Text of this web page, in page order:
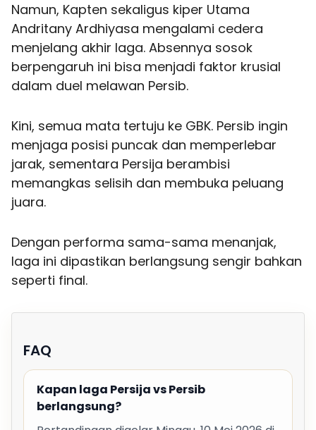
Namun, Kapten sekaligus kiper Utama
Andritany Ardhiyasa mengalami cedera
menjelang akhir laga. Absennya sosok
berpengaruh ini bisa menjadi faktor krusial
dalam duel melawan Persib.
Kini, semua mata tertuju ke GBK. Persib ingin
menjaga posisi puncak dan memperlebar
jarak, sementara Persija berambisi
memangkas selisih dan membuka peluang
juara.
Dengan performa sama-sama menanjak,
laga ini dipastikan berlangsung sengir bahkan
seperti final.
FAQ
Kapan laga Persija vs Persib
berlangsung?